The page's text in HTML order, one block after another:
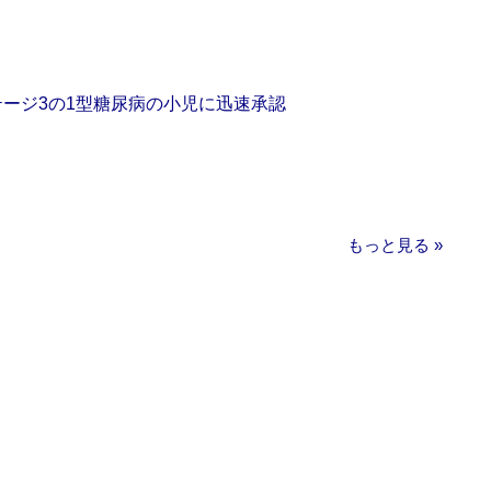
ジ3の1型糖尿病の小児に迅速承認
もっと見る »